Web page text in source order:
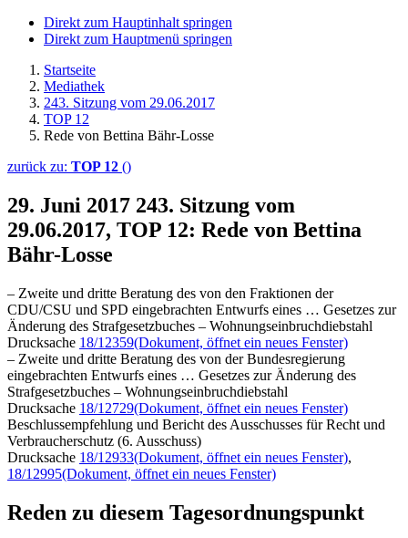
Direkt zum Hauptinhalt springen
Direkt zum Hauptmenü springen
Startseite
Mediathek
243. Sitzung vom 29.06.2017
TOP 12
Rede von Bettina Bähr-Losse
zurück zu: TOP 12 ()
29. Juni 2017 243. Sitzung vom
29.06.2017, TOP 12: Rede von Bettina
Bähr-Losse
– Zweite und dritte Beratung des von den Fraktionen der
CDU/CSU und SPD eingebrachten Entwurfs eines … Gesetzes zur
Änderung des Strafgesetzbuches – Wohnungseinbruchdiebstahl
Drucksache 18/12359(Dokument, öffnet ein neues Fenster)
– Zweite und dritte Beratung des von der Bundesregierung
eingebrachten Entwurfs eines … Gesetzes zur Änderung des
Strafgesetzbuches – Wohnungseinbruchdiebstahl
Drucksache 18/12729(Dokument, öffnet ein neues Fenster)
Beschlussempfehlung und Bericht des Ausschusses für Recht und
Verbraucherschutz (6. Ausschuss)
Drucksache 18/12933(Dokument, öffnet ein neues Fenster),
18/12995(Dokument, öffnet ein neues Fenster)
Reden zu diesem Tagesordnungspunkt